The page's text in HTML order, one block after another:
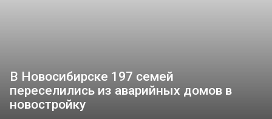
В Новосибирске 197 семей
переселились из аварийных домов в
новостройку